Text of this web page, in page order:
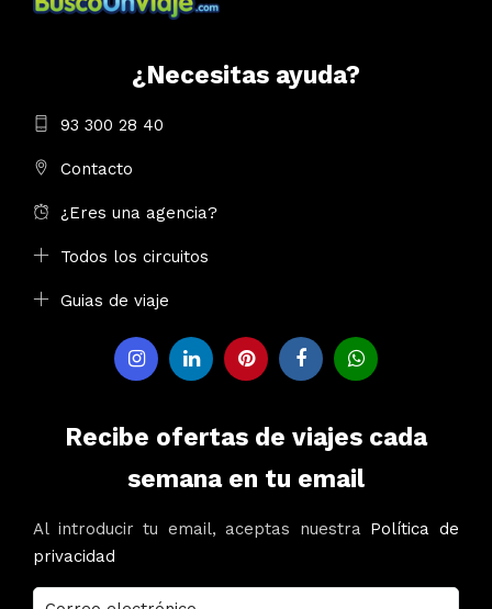
¿Necesitas ayuda?
93 300 28 40
Contacto
¿Eres una agencia?
Todos los circuitos
Guias de viaje
Recibe ofertas de viajes cada
semana en tu email
Al introducir tu email, aceptas nuestra Política de
privacidad